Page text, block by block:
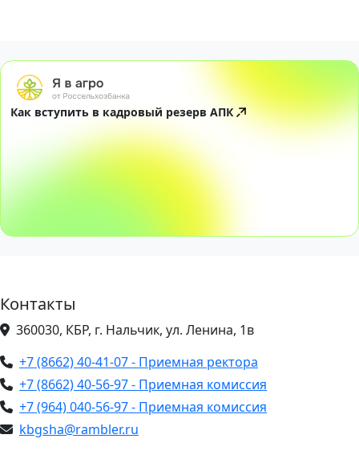
Как вступить в кадровый резерв АПК
Контакты
360030, КБР, г. Нальчик, ул. Ленина, 1в
+7 (8662) 40-41-07 - Приемная ректора
+7 (8662) 40-56-97 - Приемная комиссия
+7 (964) 040-56-97 - Приемная комиссия
kbgsha@rambler.ru